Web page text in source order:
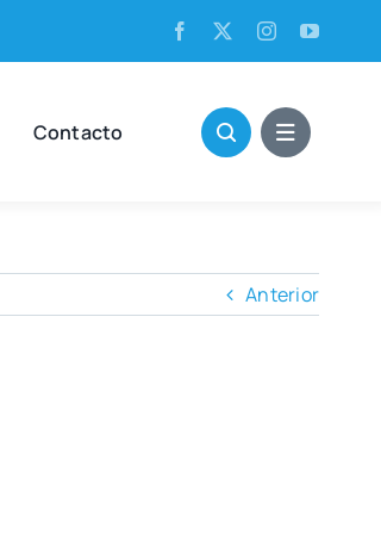
Con­tac­to
Anterior